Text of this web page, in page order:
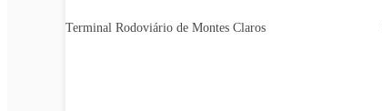
Terminal Rodoviário de Montes Claros